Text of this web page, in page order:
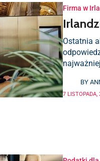
Firma w
Ostatnia
BY
7 LISTOPADA,